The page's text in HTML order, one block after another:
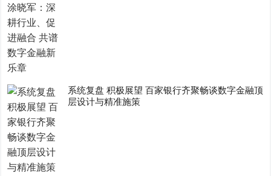
系统复盘 积极展望 百家银行齐聚畅谈数字金融顶
层设计与精准施策